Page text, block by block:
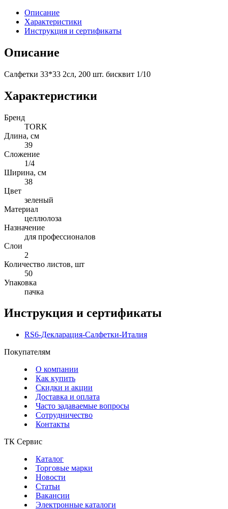
Описание
Характеристики
Инструкция и сертификаты
Описание
Салфетки 33*33 2сл, 200 шт. бисквит 1/10
Характеристики
Бренд
TORK
Длина, см
39
Сложение
1/4
Ширина, см
38
Цвет
зеленый
Материал
целлюлоза
Назначение
для профессионалов
Слои
2
Количество листов, шт
50
Упаковка
пачка
Инструкция и сертификаты
RS6-Декларация-Салфетки-Италия
Покупателям
О компании
Как купить
Скидки и акции
Доставка и оплата
Часто задаваемые вопросы
Сотрудничество
Контакты
ТК Сервис
Каталог
Торговые марки
Новости
Статьи
Вакансии
Электронные каталоги